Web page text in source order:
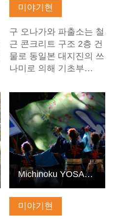
미야기현
구 오나가와 파출소는 철
근 콘크리트 구조 2층 건
물로 동일본 대지진의 쓰
나미로 의해 기초부…
미야기현
기본정보 보기
Michinoku YOSAKOI Festival